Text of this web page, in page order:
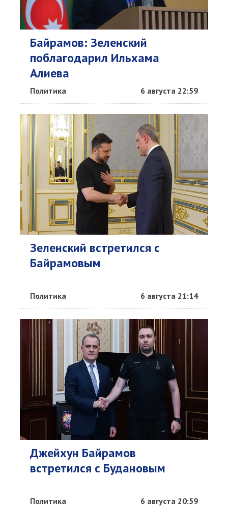
Байрамов: Зеленский
поблагодарил Ильхама
Алиева
Политика 6 августа 22:59
Зеленский встретился с
Байрамовым
Политика 6 августа 21:14
Джейхун Байрамов
встретился с Будановым
Политика 6 августа 20:59